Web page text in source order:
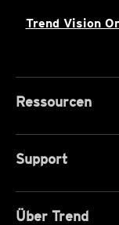
Trend Vision
Ressourcen
Support
Über Trend